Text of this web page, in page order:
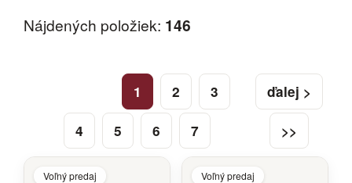
Nájdených položiek: 146
ďalej >
>>
1 2 3
4 5 6 7
Voľný predaj Voľný predaj